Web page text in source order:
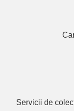
Servicii de